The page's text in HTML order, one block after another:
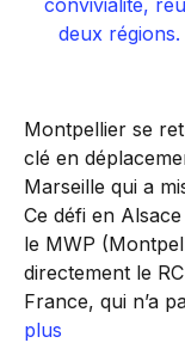
Montpellier se
clé en
Marseille qui a
Ce défi en
le MWP
directement le
France, qui n’a
plus